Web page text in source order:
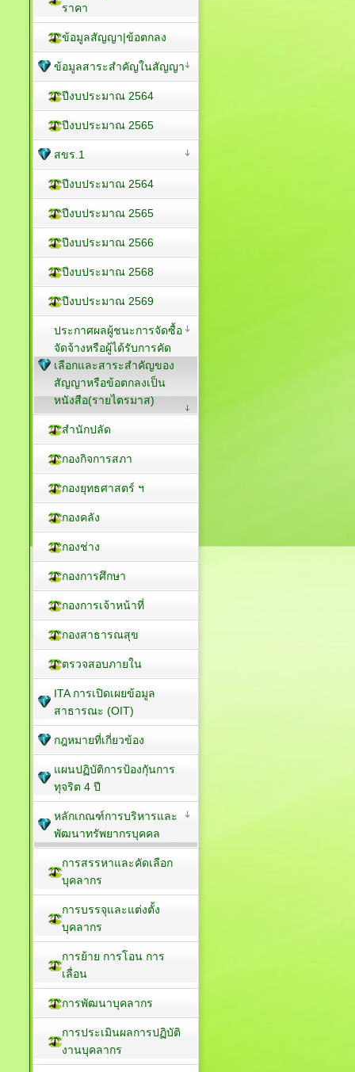
ราคา
ข้อมูลสัญญา|ข้อตกลง
ข้อมูลสาระสำคัญในสัญญา
ปีงบประมาณ 2564
ปีงบประมาณ 2565
สขร.1
ปีงบประมาณ 2564
ปีงบประมาณ 2565
ปีงบประมาณ 2566
ปีงบประมาณ 2568
ปีงบประมาณ 2569
ประกาศผลผู้ชนะการจัดซื้อ
จัดจ้างหรือผู้ได้รับการคัด
เลือกและสาระสำคัญของ
สัญญาหรือข้อตกลงเป็น
หนังสือ(รายไตรมาส)
สำนักปลัด
กองกิจการสภา
กองยุทธศาสตร์ ฯ
กองคลัง
กองช่าง
กองการศึกษา
กองการเจ้าหน้าที่
กองสาธารณสุข
ตรวจสอบภายใน
ITA การเปิดเผยข้อมูล
สาธารณะ (OIT)
กฎหมายที่เกี่ยวข้อง
แผนปฏิบัติการป้องกัุนการ
ทุจริต 4 ปี
หลักเกณฑ์การบริหารและ
พัฒนาทรัพยากรบุคคล
การสรรหาและคัดเลือก
บุคลากร
การบรรจุและแต่งตั้ง
บุคลากร
การย้าย การโอน การ
เลื่อน
การพัฒนาบุคลากร
การประเมินผลการปฏิบัติ
งานบุคลากร